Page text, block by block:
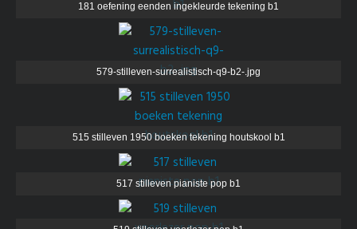
181 oefening eenden ingekleurde tekening b1
579-stilleven-surrealistisch-q9-b2-.jpg
515 stilleven 1950 boeken tekening houtskool b1
517 stilleven pianiste pop b1